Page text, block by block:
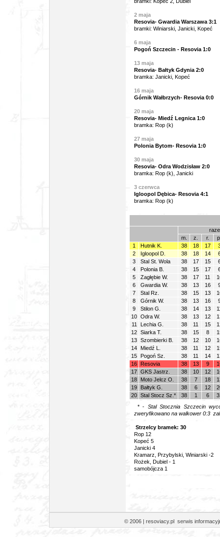
2 maja
Resovia- Gwardia Warszawa 3:1
bramki: Winiarski, Janicki, Kopeć
6 maja
Pogoń Szczecin - Resovia 1:0
13 maja
Resovia- Bałtyk Gdynia 2:0
bramka: Janicki, Kopeć
16 maja
Górnik Wałbrzych- Resovia 0:0
20 maja
Resovia- Miedź Legnica 1:0
bramka: Rop (k)
27 maja
Polonia Bytom- Resovia 1:0
30 maja
Resovia- Odra Wodzisław 2:0
bramka: Rop (k), Janicki
3 czerwca
Igloopol Dębica- Resovia 4:1
bramka: Rop (k)
m.
z. r.
1
Hutnik K. 38 18 17
2
Igloopol D. 38 18 14
3
Stal St. Wola 38 17 15
4
Polonia B. 38 15 17
5
Zagłębie W. 38 17 11
6
Gwardia W. 38 13 16
7
Stal Rz. 38 15 13
8
Górnik W. 38 13 16
9
Stilon G. 38 14 13
10 Odra W. 38 13 12
11
Lechia G. 38 11 15
12 Siarka T. 38 15 8
13 Szombierki B. 38 12 10
14
Miedź L. 38 11 12
15
Pogoń Sz. 38 11 14
16 Resovia 38 13 9
17 GKS Jastrz. 38 10 12
18
Moto Jelcz O. 38 7 18
19
Bałtyk G. 38 6 12
20 Stal Stocz Sz.* 38 1 6
* - Stal Stocznia Szczecin
zweryfikowano na walkower 0:3
Strzelcy bramek: 30
Rop 12
Kopeć 5
Janicki 4
Kramarz, Przybylski, Winiarski -2
Rożek, Dubiel - 1
samobójcza 1
© 2006 | resoviacy.pl serwis